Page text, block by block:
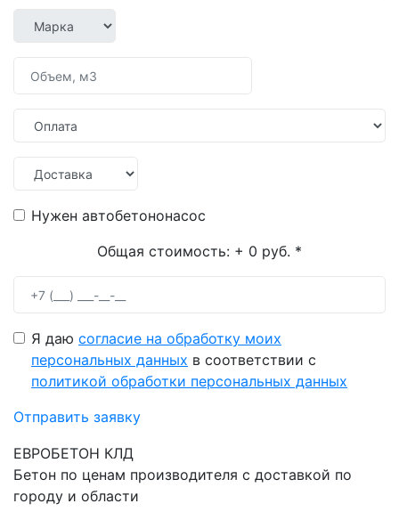
Нужен автобетононасос
Общая стоимость: + 0 руб. *
Я даю согласие на обработку моих
персональных данных в соответствии с
политикой обработки персональных данных
Отправить заявку
ЕВРОБЕТОН КЛД
Бетон по ценам производителя с доставкой по
городу и области